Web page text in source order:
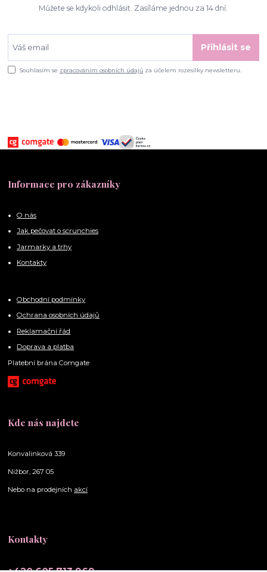
Můžete se kdykoli odhlásit. Zasíláme jednou za 14 dní.
Přihlásit se
Souhlasím se zpracováním osobních údajů za účelem rozesílky newsletteru.
Informace pro zákazníky
O nás
Jak pečovat o scrunchies
Jarmarky a trhy
Kontakty
Obchodní podmínky
Ochrana osobních údajů
Reklamační řád
Doprava a platba
Platební brána Comgate
Kde nás najdete
Konvalinková 339
Nižbor, 267 05
Nebo na prodejních akcí
Kontakty